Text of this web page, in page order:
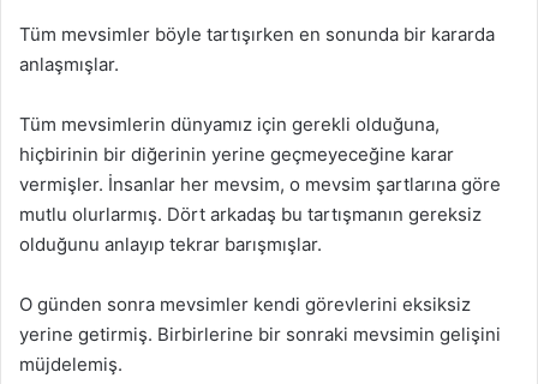
Tüm mevsimler böyle tartışırken en sonunda bir kararda
anlaşmışlar.
Tüm mevsimlerin dünyamız için gerekli olduğuna,
hiçbirinin bir diğerinin yerine geçmeyeceğine karar
vermişler. İnsanlar her mevsim, o mevsim şartlarına göre
mutlu olurlarmış. Dört arkadaş bu tartışmanın gereksiz
olduğunu anlayıp tekrar barışmışlar.
O günden sonra mevsimler kendi görevlerini eksiksiz
yerine getirmiş. Birbirlerine bir sonraki mevsimin gelişini
müjdelemiş.